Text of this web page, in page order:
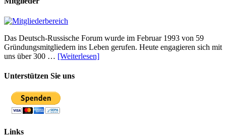
Das Deutsch-Russische Forum wurde im Februar 1993 von 59
Gründungsmitgliedern ins Leben gerufen. Heute engagieren sich mit
uns über 300 … [Weiterlesen]
Unterstützen Sie uns
Links